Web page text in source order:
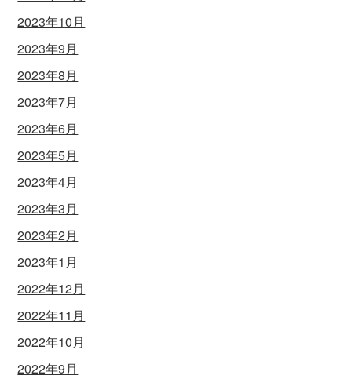
2023年10月
2023年9月
2023年8月
2023年7月
2023年6月
2023年5月
2023年4月
2023年3月
2023年2月
2023年1月
2022年12月
2022年11月
2022年10月
2022年9月